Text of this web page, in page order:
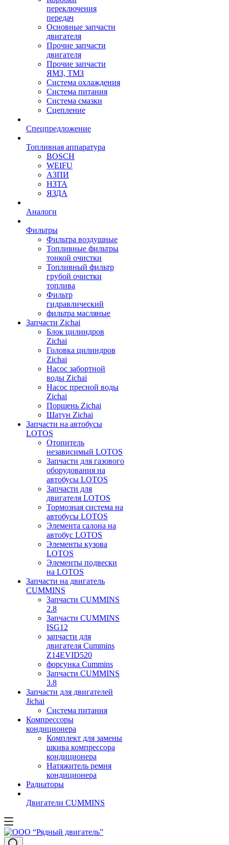
переключения
передач
Основные запчасти
двигателя
Прочие запчасти
двигателя
Прочие запчасти
ЯМЗ, ТМЗ
Система охлаждения
Система питания
Система смазки
Сцепление
Спецпредложение
Топливная аппаратура
BOSCH
WEIFU
АЗПИ
НЗТА
ЯЗДА
Аналоги
Фильтры
Фильтра воздушные
Топливные фильтры
тонкой очистки
Топливный фильтр
грубой очистки
топлива
Фильтр
гидравлический
фильтра масляные
Запчасти Zichai
Блок цилиндров
Zichai
Головка цилиндров
Zichai
Насос забортной
воды Zichai
Насос пресной воды
Zichai
Поршень Zichai
Шатун Zichai
Запчасти на автобусы
LOTOS
Отопитель
независимый LOTOS
Запчасти для газового
оборудования на
автобусы LOTOS
Запчасти для
двигателя LOTOS
Тормозная система на
автобусы LOTOS
Элемента салона на
автобус LOTOS
Элементы кузова
LOTOS
Элементы подвески
на LOTOS
Запчасти на двигатель
CUMMINS
Запчасти CUMMINS
2.8
Запчасти CUMMINS
ISG12
запчасти для
двигателя Cummins
Z14EVID520
форсунка Cummins
Запчасти CUMMINS
3.8
Запчасти для двигателей
Jichai
Система питания
Компрессоры
кондиционера
Комплект для замены
шкива компрессора
кондиционера
Натяжитель ремня
кондиционера
Радиаторы
Двигатели CUMMINS